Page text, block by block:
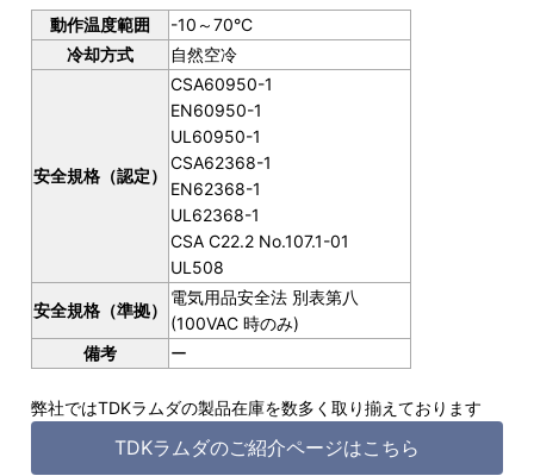
動作温度範囲
-10～70°C
冷却方式
自然空冷
安全規格（認定）
CSA60950-1
EN60950-1
UL60950-1
CSA62368-1
EN62368-1
UL62368-1
CSA C22.2 No.107.1-01
UL508
安全規格（準拠）
電気用品安全法 別表第八
(100VAC 時のみ)
備考
ー
弊社ではTDKラムダの製品在庫を数多く取り揃えております
TDKラムダのご紹介ページはこちら